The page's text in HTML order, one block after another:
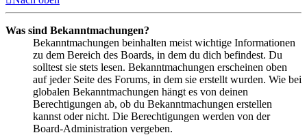
Was sind Bekanntmachungen?
Bekanntmachungen beinhalten meist wichtige Informationen
zu dem Bereich des Boards, in dem du dich befindest. Du
solltest sie stets lesen. Bekanntmachungen erscheinen oben
auf jeder Seite des Forums, in dem sie erstellt wurden. Wie bei
globalen Bekanntmachungen hängt es von deinen
Berechtigungen ab, ob du Bekanntmachungen erstellen
kannst oder nicht. Die Berechtigungen werden von der
Board-Administration vergeben.